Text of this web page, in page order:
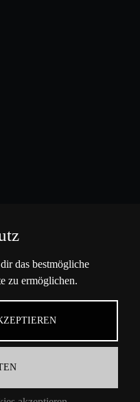
das bestmögliche
zu ermöglichen.